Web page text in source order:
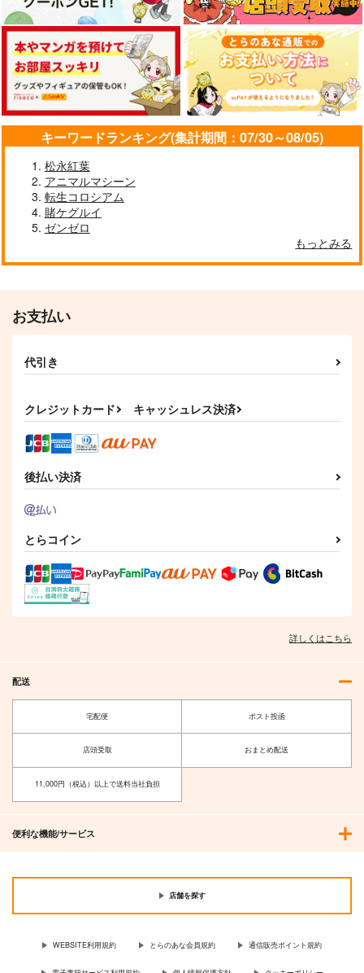
キーワードランキング(集計期間：07/30～08/05)
松永紅葉
アニマルマシーン
転生コロシアム
賭ケグルイ
ゼンゼロ
もっとみる
お支払い
代引き
クレジットカード キャッシュレス決済
後払い決済
とらコイン
詳しくはこちら
配送
宅配便 ポスト投函
店頭受取 おまとめ配送
11,000円（税込）以上で送料当社負担
便利な機能/サービス
店舗を探す
WEBSITE利用規約 とらのあな会員規約 通信販売ポイント規約